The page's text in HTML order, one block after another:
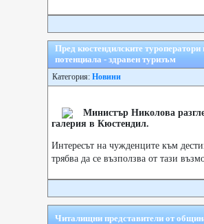
Пред кюстендилските
потенциала - здравен туризъм
Категория: Новини
Министър Николова
галерия в Кюстендил.
Интересът на чужденците към
трябва да се възползва от тази
Читалищни представители от